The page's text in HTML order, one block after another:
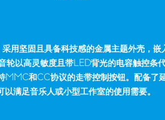
用坚固且具备科技感的金属主题外壳，
轮以高灵敏度且带LED背光的电容触控条
MMC和CC协议的走带控制按钮。配备
以满足音乐人或小型工作室的使用需要。